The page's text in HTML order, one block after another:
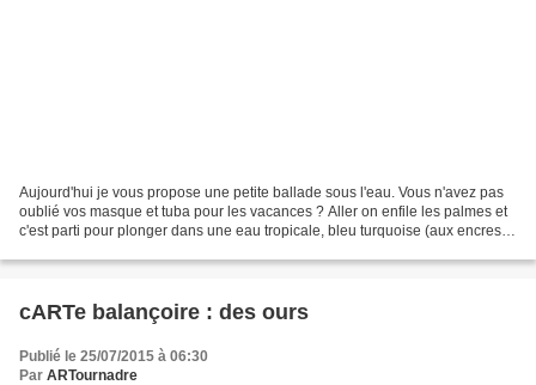
Aujourd'hui je vous propose une petite ballade sous l'eau. Vous n'avez pas
oublié vos masque et tuba pour les vacances ? Aller on enfile les palmes et
c'est parti pour plonger dans une eau tropicale, bleu turquoise (aux encres
cARTe balançoire : des ours
Publié le 25/07/2015 à 06:30
Par ARTournadre